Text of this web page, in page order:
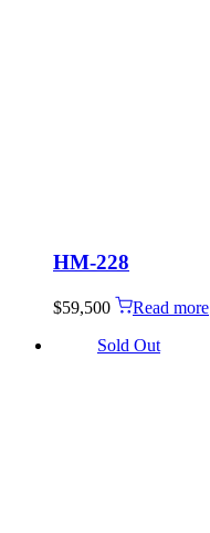
HM-228
$59,500
Read more
Sold Out